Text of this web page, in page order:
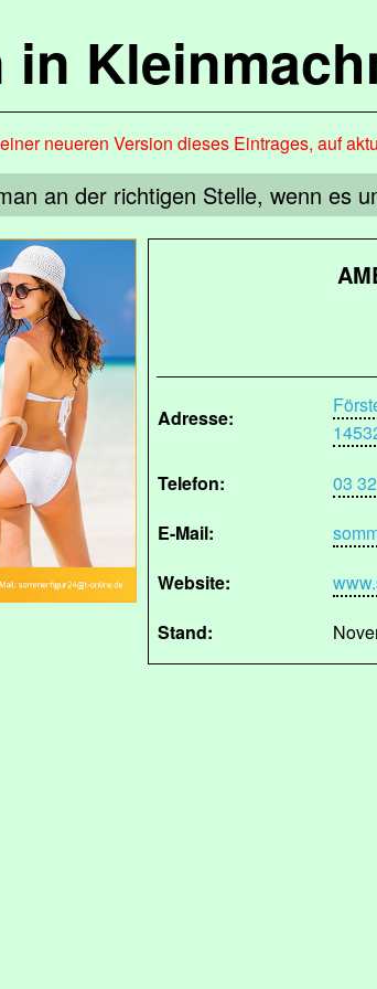
in
neueren Version dieses Eintrages, auf
an der richtigen Stelle, wenn es
Adresse:
Telefon:
03
E-Mail:
Website:
Stand: